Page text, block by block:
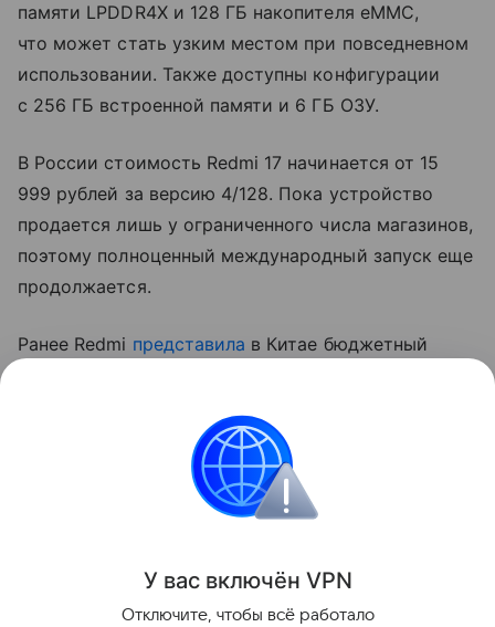
памяти LPDDR4X и 128 ГБ накопителя eMMC,
что может стать узким местом при повседневном
использовании. Также доступны конфигурации
с 256 ГБ встроенной памяти и 6 ГБ ОЗУ.
В России стоимость Redmi 17 начинается от 15
999 рублей за версию 4/128. Пока устройство
продается лишь у ограниченного числа магазинов,
поэтому полноценный международный запуск еще
продолжается.
Ранее Redmi представила в Китае бюджетный
Поделиться
У вас включён VPN
Отключите, чтобы всё работало